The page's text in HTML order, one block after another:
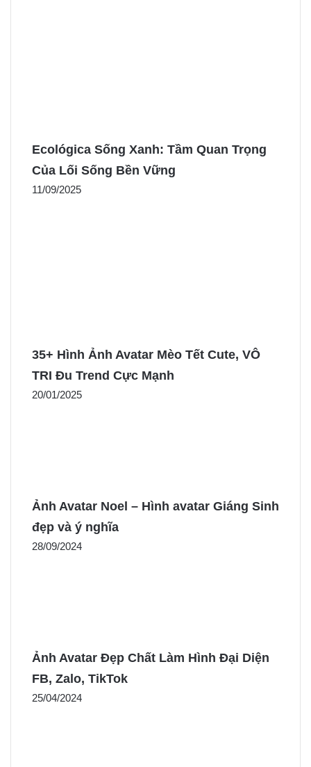
Ecológica Sống Xanh: Tầm Quan Trọng
Của Lối Sống Bền Vững
11/09/2025
35+ Hình Ảnh Avatar Mèo Tết Cute, VÔ
TRI Đu Trend Cực Mạnh
20/01/2025
Ảnh Avatar Noel – Hình avatar Giáng Sinh
đẹp và ý nghĩa
28/09/2024
Ảnh Avatar Đẹp Chất Làm Hình Đại Diện
FB, Zalo, TikTok
25/04/2024